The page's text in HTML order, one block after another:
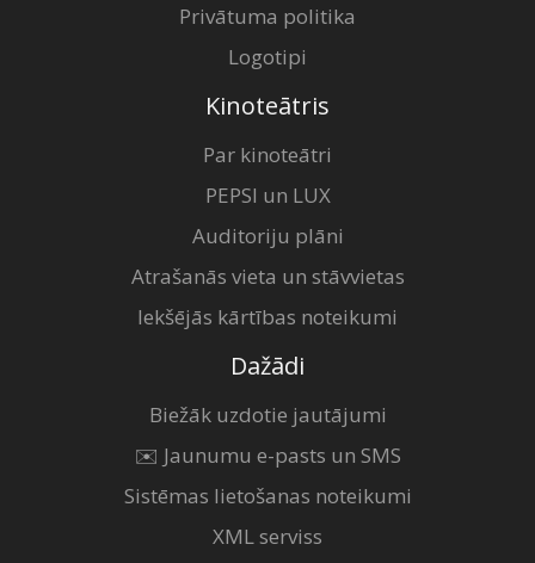
Privātuma politika
Logotipi
Kinoteātris
Par kinoteātri
PEPSI un LUX
Auditoriju plāni
Atrašanās vieta un stāvvietas
Iekšējās kārtības noteikumi
Dažādi
Biežāk uzdotie jautājumi
✉️ Jaunumu e-pasts un SMS
Sistēmas lietošanas noteikumi
XML serviss